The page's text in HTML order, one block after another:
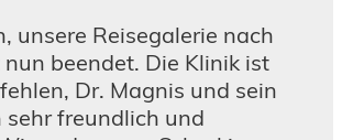
unsere Reisegalerie nach
beendet. Die Klinik ist
Dr. Magnis und sein
sehr freundlich und